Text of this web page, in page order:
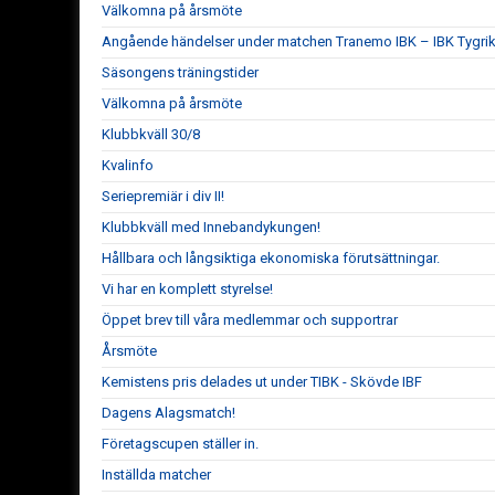
Välkomna på årsmöte
Angående händelser under matchen Tranemo IBK – IBK
Säsongens träningstider
Välkomna på årsmöte
Klubbkväll 30/8
Kvalinfo
Seriepremiär i div II!
Klubbkväll med Innebandykungen!
Hållbara och långsiktiga ekonomiska förutsättningar.
Vi har en komplett styrelse!
Öppet brev till våra medlemmar och supportrar
Årsmöte
Kemistens pris delades ut under TIBK - Skövde IBF
Dagens Alagsmatch!
Företagscupen ställer in.
Inställda matcher